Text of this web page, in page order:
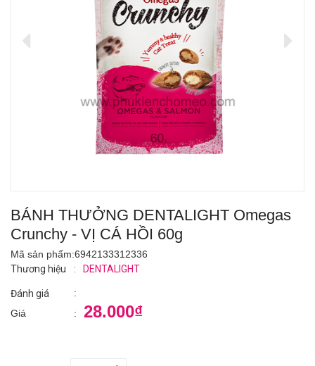
BÁNH THƯỞNG DENTALIGHT Omegas
Crunchy - VỊ CÁ HỒI 60g
Mã sản phẩm:6942133312336
Thương hiệu
: DENTALIGHT
Đánh giá
:
Giá
: 28.000₫